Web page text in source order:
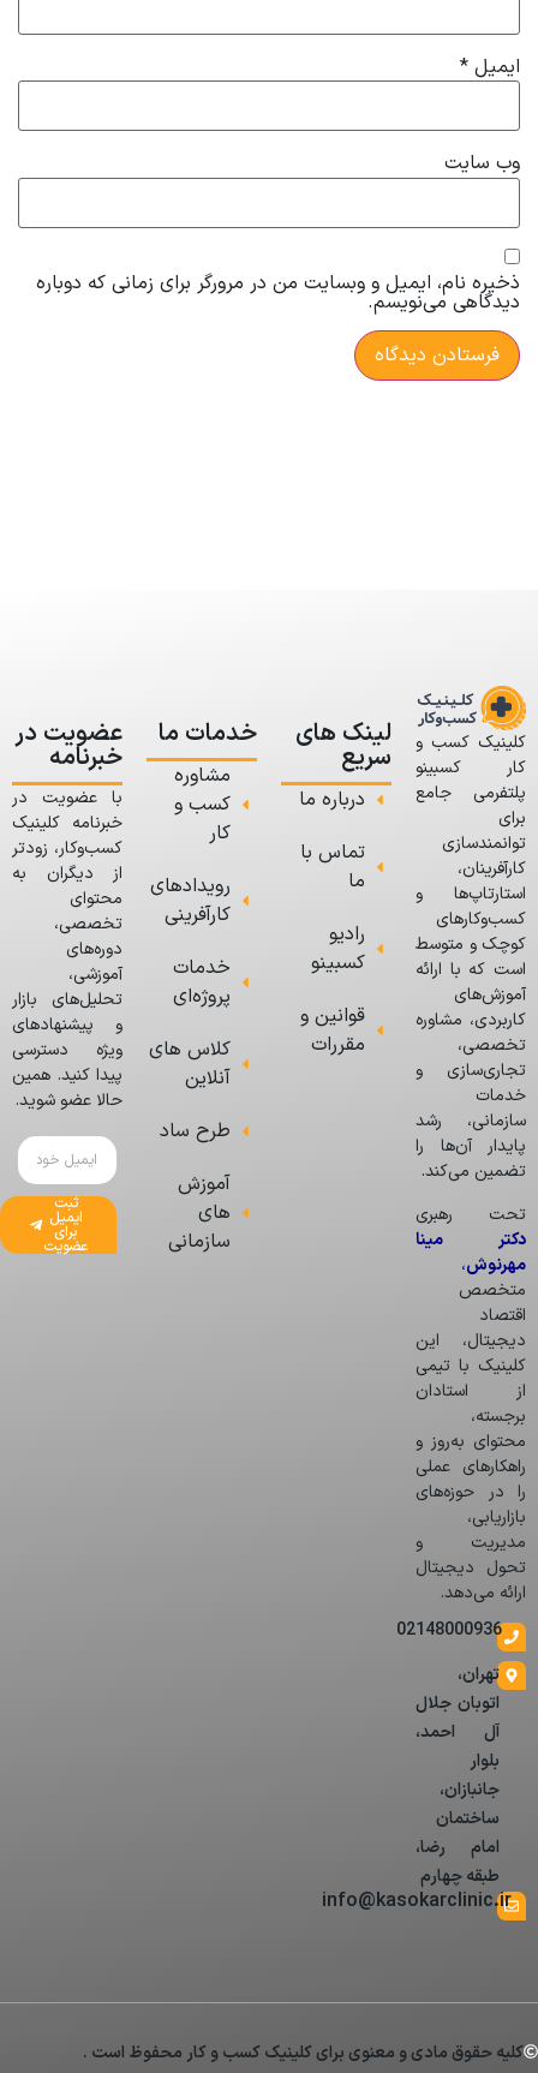
ایمیل *
وب‌ سایت
ذخیره نام، ایمیل و وبسایت من در مرورگر برای زمانی که دوباره
دیدگاهی می‌نویسم.
کلینیک کسب و
کار کسبینو
پلتفرمی جامع
برای
توانمندسازی
کارآفرینان،
استارتاپ‌ها و
کسب‌وکارهای
کوچک و متوسط
است که با ارائه
آموزش‌های
کاربردی، مشاوره
تخصصی،
تجاری‌سازی و
خدمات
سازمانی، رشد
پایدار آن‌ها را
تضمین می‌کند.
تحت رهبری
دکتر مینا
مهرنوش،
متخصص
اقتصاد
دیجیتال، این
کلینیک با تیمی
از استادان
برجسته،
محتوای به‌روز و
راهکارهای عملی
را در حوزه‌های
بازاریابی،
مدیریت و
تحول دیجیتال
ارائه می‌دهد.
02148000936
تهران،
اتوبان جلال
آل احمد،
بلوار
جانبازان،
ساختمان
امام رضا،
طبقه چهارم
info@kasokarclinic.ir
لینک های
سریع
درباره ما
تماس با
ما
رادیو
کسبینو
قوانین و
مقررات
خدمات ما
مشاوره
کسب و
کار
رویدادهای
کارآفرینی
خدمات
پروژه‌ای
کلاس های
آنلاین
طرح ساد
آموزش
های
سازمانی
عضویت در
خبرنامه
با عضویت در
خبرنامه کلینیک
کسب‌وکار، زودتر
از دیگران به
محتوای
تخصصی،
دوره‌های
آموزشی،
تحلیل‌های بازار
و پیشنهادهای
ویژه دسترسی
پیدا کنید. همین
حالا عضو شوید.
ثبت
ایمیل
برای
عضویت
کلیه حقوق مادی و معنوی برای کلینیک کسب و کار محفوظ است .